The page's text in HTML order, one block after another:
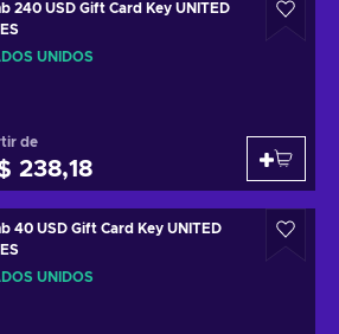
240 USD Gift Card Key UNITED
UNIDOS
de
238,18
40 USD Gift Card Key UNITED
UNIDOS